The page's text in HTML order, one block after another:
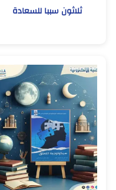
ثلاثون سببا للسعادة